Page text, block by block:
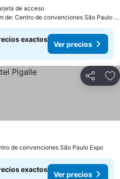
de acceso
a 0.5 km de: Centro de convenciones São Paulo Expo
exactos
Ver precios
Compartir
de convenciones São Paulo Expo
exactos
Ver precios